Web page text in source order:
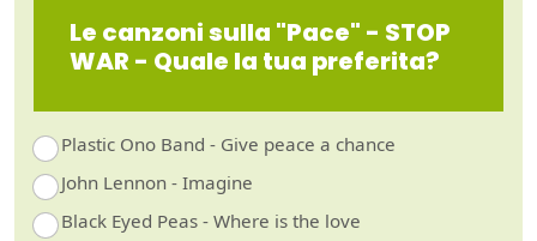
Le canzoni sulla "Pace" - STOP
WAR - Quale la tua preferita?
Plastic Ono Band - Give peace a chance
John Lennon - Imagine
Black Eyed Peas - Where is the love